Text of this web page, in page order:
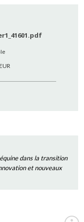
dans la transition
et nouveaux